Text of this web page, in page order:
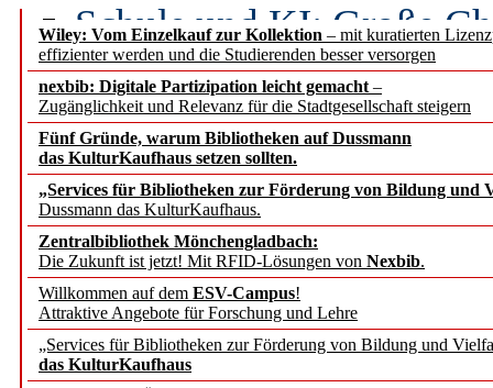
Wiley: Vom Einzelkauf zur Kollektion – mit kuratierten
effizienter werden und die Studierenden besser versorgen
nexbib: Digitale Partizipation leicht gemacht –
Zugänglichkeit und Relevanz für die Stadtgesellschaft steigern
Fünf Gründe, warum Bibliotheken auf Dussmann
das KulturKaufhaus setzen sollten.
„Services für Bibliotheken zur Förderung von Bildung und
Dussmann das KulturKaufhaus.
Zentralbibliothek Mönchengladbach:
Die Zukunft ist jetzt! Mit RFID-Lösungen von Nexbib.
Willkommen auf dem ESV-Campus!
Attraktive Angebote für Forschung und Lehre
„Services für Bibliotheken zur Förderung von Bildung und
das KulturKaufhaus
Schule und KI: Große
Voraussetzungen
Erfolgreiches erstes
Segment Research –
angepasst
konstruktiv!
Mohr Siebeck